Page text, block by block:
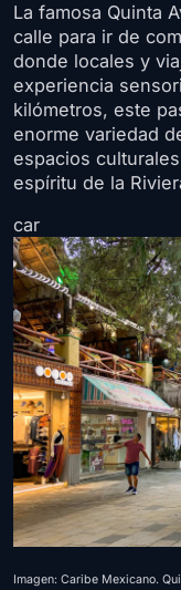
La famosa Quinta
calle para ir de
donde locales y
experiencia
kilómetros, este
enorme variedad
espacios
espíritu de la
car
Imagen: Caribe Mexicano.